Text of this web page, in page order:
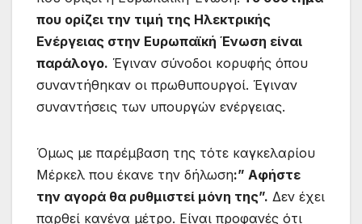
που ορίζει την τιμή της Ηλεκτρικής
Ενέργειας στην Ευρωπαϊκή Ένωση είναι
παράλογο. Έγιναν σύνοδοι κορυφής όπου
συναντήθηκαν οι πρωθυπουργοί. Έγιναν
συναντήσεις των υπουργών ενέργειας.
Όμως με παρέμβαση της τότε καγκελαρίου
Μέρκελ που έκανε την δήλωση:” Αφήστε
την αγορά θα ρυθμιστεί μόνη της”. Δεν έχει
παρθεί κανένα μέτρο. Είναι προφανές ότι